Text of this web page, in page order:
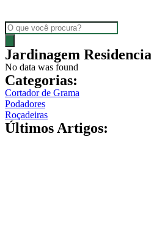
Pesquisar
produtos
Jardinagem
No data was found
Categorias:
Cortador de Grama
Podadores
Roçadeiras
Últimos Artigos: